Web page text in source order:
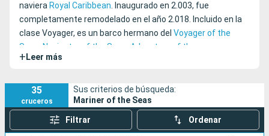
naviera Royal Caribbean. Inaugurado en 2.003, fue
completamente remodelado en el año 2.018. Incluido en la
clase Voyager, es un barco hermano del Voyager of the
Seas
Navigator of the Seas
Adventure of the
SeasyExplorer of the Seas
renombrado artista brasileño.
+ Leer más
35
cruceros
Sus criterios de búsqueda:
Mariner of the Seas
Filtrar Ordenar